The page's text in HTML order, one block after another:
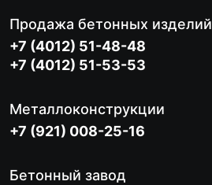
Продажа бетонных изделий
+7 (4012) 51-48-48
+7 (4012) 51-53-53
Металлоконструкции
+7 (921) 008-25-16
Бетонный завод